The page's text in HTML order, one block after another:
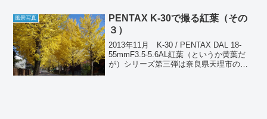
風景写真
PENTAX K-30で撮る紅葉（その
３）
2013年11月 K-30 / PENTAX DAL 18-
55mmF3.5-5.6AL紅葉（というか黄葉だ
が）シリーズ第三弾は奈良県天理市の銀